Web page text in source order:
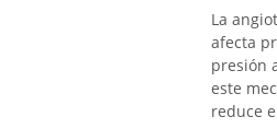
La
afecta
presión
este
reduce